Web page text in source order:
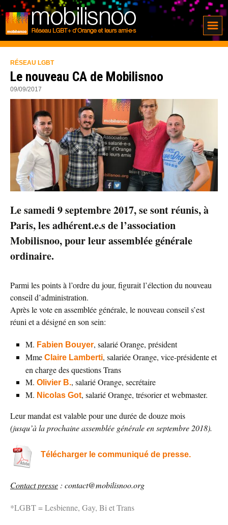
RÉSEAU LGBT
Le nouveau CA de Mobilisnoo
09/09/2017
Le samedi 9 septembre 2017, se sont réunis, à
Paris, les adhérent.e.s de l’association
Mobilisnoo, pour leur assemblée générale
ordinaire.
Parmi les points à l’ordre du jour, figurait l’élection du nouveau
conseil d’administration.
Après le vote en assemblée générale, le nouveau conseil s’est
réuni et a désigné en son sein:
M. Fabien Bouyer, salarié Orange, président
Mme Claire Lamberti, salariée Orange, vice-présidente et
en charge des questions Trans
M. Olivier B., salarié Orange, secrétaire
M. Nicolas Got, salarié Orange, trésorier et webmaster.
Leur mandat est valable pour une durée de douze mois
(jusqu’à la prochaine assemblée générale en septembre 2018).
Télécharger le communiqué de presse.
Contact presse : contact@mobilisnoo.org
*LGBT = Lesbienne, Gay, Bi et Trans